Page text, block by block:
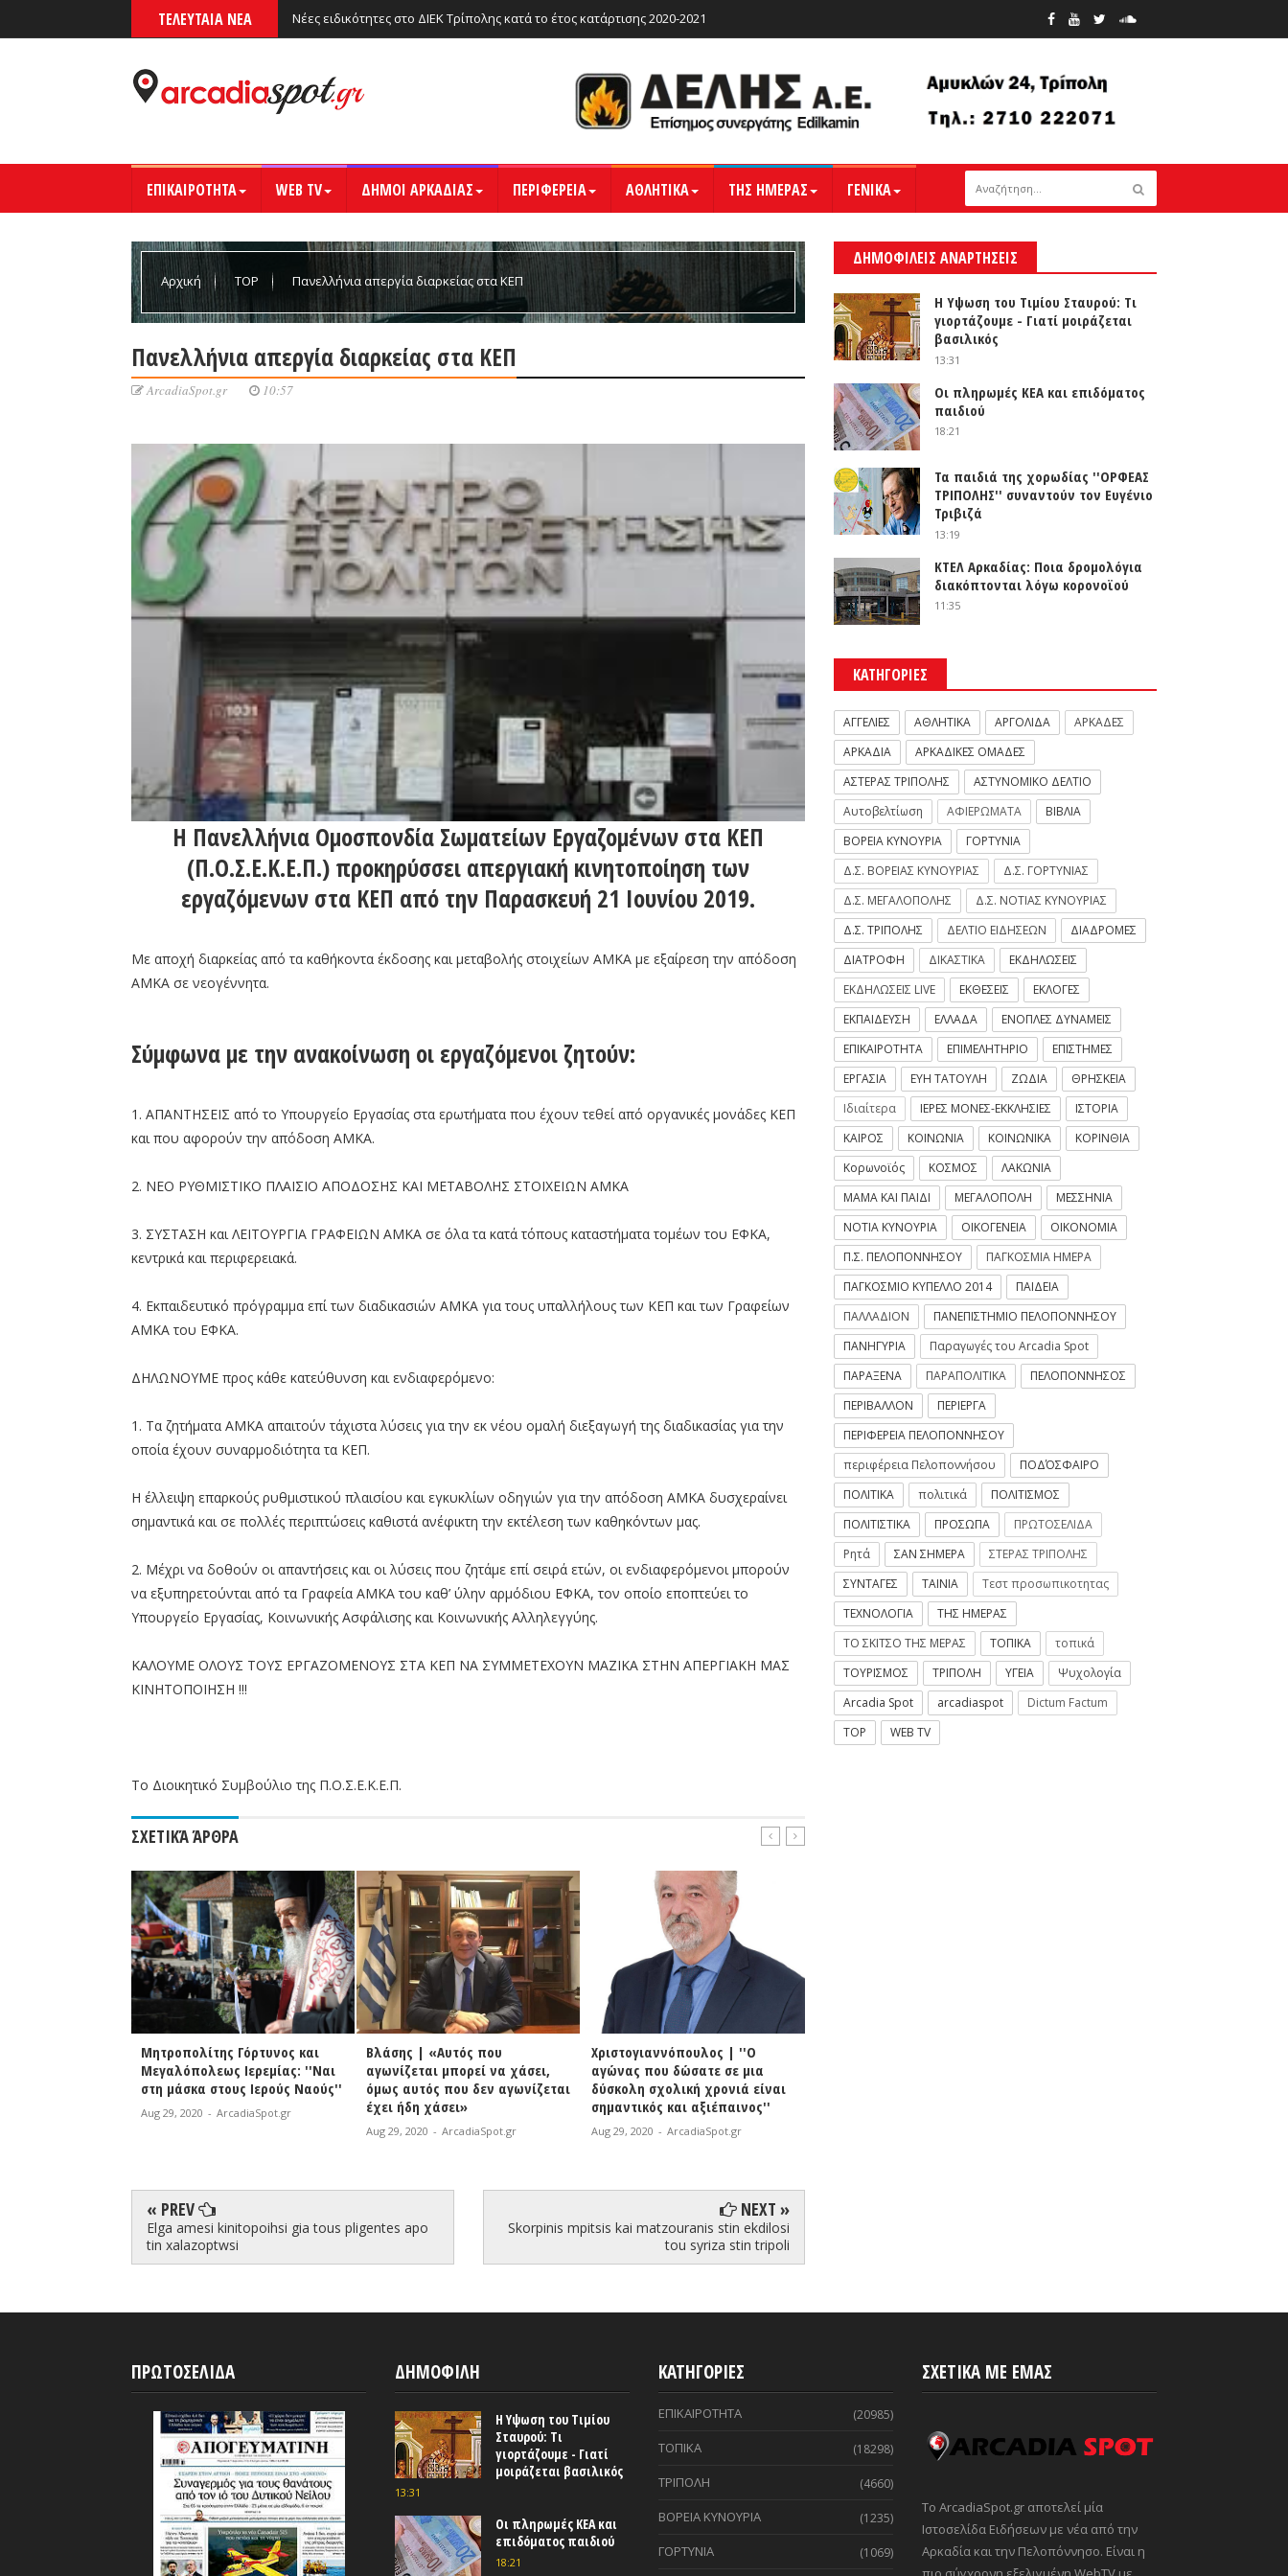
ΤΕΛΕΥΤΑΙΑ ΝΕΑ Νέες ειδικότητες στο ΔΙΕΚ Τρίπολης κατά το έτος κατάρτισης 2020-2021
ΕΠΙΚΑΙΡΟΤΗΤΑ WEB TV ΔΗΜΟΙ ΑΡΚΑΔΙΑΣ ΠΕΡΙΦΕΡΕΙΑ ΑΘΛΗΤΙΚΑ ΤΗΣ ΗΜΕΡΑΣ ΓΕΝΙΚΑ
Αρχική TOP Πανελλήνια απεργία διαρκείας στα ΚΕΠ
Πανελλήνια απεργία διαρκείας στα ΚΕΠ
ArcadiaSpot.gr 10:57
Η Πανελλήνια Ομοσπονδία Σωματείων Εργαζομένων στα ΚΕΠ
(Π.Ο.Σ.Ε.Κ.Ε.Π.) προκηρύσσει απεργιακή κινητοποίηση των
εργαζόμενων στα ΚΕΠ από την Παρασκευή 21 Ιουνίου 2019.
Με αποχή διαρκείας από τα καθήκοντα έκδοσης και μεταβολής στοιχείων ΑΜΚΑ με εξαίρεση την απόδοση
ΑΜΚΑ σε νεογέννητα.
Σύμφωνα με την ανακοίνωση οι εργαζόμενοι ζητούν:
1. ΑΠΑΝΤΗΣΕΙΣ από το Υπουργείο Εργασίας στα ερωτήματα που έχουν τεθεί από οργανικές μονάδες ΚΕΠ
και που αφορούν την απόδοση ΑΜΚΑ.
2. ΝΕΟ ΡΥΘΜΙΣΤΙΚΟ ΠΛΑΙΣΙΟ ΑΠΟΔΟΣΗΣ ΚΑΙ ΜΕΤΑΒΟΛΗΣ ΣΤΟΙΧΕΙΩΝ ΑΜΚΑ
3. ΣΥΣΤΑΣΗ και ΛΕΙΤΟΥΡΓΙΑ ΓΡΑΦΕΙΩΝ ΑΜΚΑ σε όλα τα κατά τόπους καταστήματα τομέων του ΕΦΚΑ,
κεντρικά και περιφερειακά.
4. Εκπαιδευτικό πρόγραμμα επί των διαδικασιών ΑΜΚΑ για τους υπαλλήλους των ΚΕΠ και των Γραφείων
ΑΜΚΑ του ΕΦΚΑ.
ΔΗΛΩΝΟΥΜΕ προς κάθε κατεύθυνση και ενδιαφερόμενο:
1. Τα ζητήματα ΑΜΚΑ απαιτούν τάχιστα λύσεις για την εκ νέου ομαλή διεξαγωγή της διαδικασίας για την
οποία έχουν συναρμοδιότητα τα ΚΕΠ.
Η έλλειψη επαρκούς ρυθμιστικού πλαισίου και εγκυκλίων οδηγιών για την απόδοση ΑΜΚΑ δυσχεραίνει
σημαντικά και σε πολλές περιπτώσεις καθιστά ανέφικτη την εκτέλεση των καθηκόντων μας.
2. Μέχρι να δοθούν οι απαντήσεις και οι λύσεις που ζητάμε επί σειρά ετών, οι ενδιαφερόμενοι μπορούν
να εξυπηρετούνται από τα Γραφεία ΑΜΚΑ του καθ’ ύλην αρμόδιου ΕΦΚΑ, τον οποίο εποπτεύει το
Υπουργείο Εργασίας, Κοινωνικής Ασφάλισης και Κοινωνικής Αλληλεγγύης.
ΚΑΛΟΥΜΕ ΟΛΟΥΣ ΤΟΥΣ ΕΡΓΑΖΟΜΕΝΟΥΣ ΣΤΑ ΚΕΠ ΝΑ ΣΥΜΜΕΤΕΧΟΥΝ ΜΑΖΙΚΑ ΣΤΗΝ ΑΠΕΡΓΙΑΚΗ ΜΑΣ
ΚΙΝΗΤΟΠΟΙΗΣΗ !!!
Το Διοικητικό Συμβούλιο της Π.Ο.Σ.Ε.Κ.Ε.Π.
ΣΧΕΤΙΚΆ ΆΡΘΡΑ
Μητροπολίτης Γόρτυνος και
Μεγαλόπολεως Ιερεμίας: ''Ναι
στη μάσκα στους Ιερούς Ναούς''
Aug 29, 2020 - ArcadiaSpot.gr
Βλάσης | «Αυτός που
αγωνίζεται μπορεί να χάσει,
όμως αυτός που δεν αγωνίζεται
έχει ήδη χάσει»
Aug 29, 2020 - ArcadiaSpot.gr
Χριστογιαννόπουλος | ''Ο
αγώνας που δώσατε σε μια
δύσκολη σχολική χρονιά είναι
σημαντικός και αξιέπαινος''
Aug 29, 2020 - ArcadiaSpot.gr
« PREV
Elga amesi kinitopoihsi gia tous pligentes apo
tin xalazoptwsi
NEXT »
Skorpinis mpitsis kai matzouranis stin ekdilosi
tou syriza stin tripoli
ΔΗΜΟΦΙΛΕΙΣ ΑΝΑΡΤΗΣΕΙΣ
Η Υψωση του Τιμίου Σταυρού: Τι
γιορτάζουμε - Γιατί μοιράζεται
βασιλικός
13:31
Οι πληρωμές ΚΕΑ και επιδόματος
παιδιού
18:21
Τα παιδιά της χορωδίας ''ΟΡΦΕΑΣ
ΤΡΙΠΟΛΗΣ'' συναντούν τον Ευγένιο
Τριβιζά
13:19
ΚΤΕΛ Αρκαδίας: Ποια δρομολόγια
διακόπτονται λόγω κορονοϊού
11:35
ΚΑΤΗΓΟΡΙΕΣ
ΑΓΓΕΛΙΕΣ ΑΘΛΗΤΙΚΑ ΑΡΓΟΛΙΔΑ
ΑΡΚΑΔΕΣ
ΑΡΚΑΔΙΑ
ΑΡΚΑΔΙΚΕΣ ΟΜΑΔΕΣ
ΑΣΤΕΡΑΣ ΤΡΙΠΟΛΗΣ
ΑΣΤΥΝΟΜΙΚΟ ΔΕΛΤΙΟ
Αυτοβελτίωση
ΑΦΙΕΡΩΜΑΤΑ
ΒΙΒΛΙΑ
ΒΟΡΕΙΑ ΚΥΝΟΥΡΙΑ
ΓΟΡΤΥΝΙΑ
Δ.Σ. ΒΟΡΕΙΑΣ ΚΥΝΟΥΡΙΑΣ
Δ.Σ. ΓΟΡΤΥΝΙΑΣ
Δ.Σ. ΜΕΓΑΛΟΠΟΛΗΣ
Δ.Σ. ΝΟΤΙΑΣ ΚΥΝΟΥΡΙΑΣ
Δ.Σ. ΤΡΙΠΟΛΗΣ
ΔΕΛΤΙΟ ΕΙΔΗΣΕΩΝ
ΔΙΑΔΡΟΜΕΣ
ΔΙΑΤΡΟΦΗ
ΔΙΚΑΣΤΙΚΑ
ΕΚΔΗΛΩΣΕΙΣ
ΕΚΔΗΛΩΣΕΙΣ LIVE
ΕΚΘΕΣΕΙΣ
ΕΚΛΟΓΕΣ
ΕΚΠΑΙΔΕΥΣΗ
ΕΛΛΑΔΑ
ΕΝΟΠΛΕΣ ΔΥΝΑΜΕΙΣ
ΕΠΙΚΑΙΡΟΤΗΤΑ
ΕΠΙΜΕΛΗΤΗΡΙΟ
ΕΠΙΣΤΗΜΕΣ
ΕΡΓΑΣΙΑ
ΕΥΗ ΤΑΤΟΥΛΗ ΖΩΔΙΑ
ΘΡΗΣΚΕΙΑ
Ιδιαίτερα
ΙΕΡΕΣ ΜΟΝΕΣ-ΕΚΚΛΗΣΙΕΣ
ΙΣΤΟΡΙΑ
ΚΑΙΡΟΣ
ΚΟΙΝΩΝΙΑ ΚΟΙΝΩΝΙΚΑ
ΚΟΡΙΝΘΙΑ
Κορωνοϊός
ΚΟΣΜΟΣ
ΛΑΚΩΝΙΑ
ΜΑΜΑ ΚΑΙ ΠΑΙΔΙ
ΜΕΓΑΛΟΠΟΛΗ
ΜΕΣΣΗΝΙΑ
ΝΟΤΙΑ ΚΥΝΟΥΡΙΑ
ΟΙΚΟΓΕΝΕΙΑ
ΟΙΚΟΝΟΜΙΑ
Π.Σ. ΠΕΛΟΠΟΝΝΗΣΟΥ
ΠΑΓΚΟΣΜΙΑ ΗΜΕΡΑ
ΠΑΓΚΟΣΜΙΟ ΚΥΠΕΛΛΟ 2014
ΠΑΙΔΕΙΑ
ΠΑΛΛΑΔΙΟΝ
ΠΑΝΕΠΙΣΤΗΜΙΟ ΠΕΛΟΠΟΝΝΗΣΟΥ
ΠΑΝΗΓΥΡΙΑ
Παραγωγές του Arcadia Spot
ΠΑΡΑΞΕΝΑ
ΠΑΡΑΠΟΛΙΤΙΚΑ
ΠΕΛΟΠΟΝΝΗΣΟΣ
ΠΕΡΙΒΑΛΛΟΝ
ΠΕΡΙΕΡΓΑ
ΠΕΡΙΦΕΡΕΙΑ ΠΕΛΟΠΟΝΝΗΣΟΥ
περιφέρεια Πελοποννήσου
ΠΟΔΌΣΦΑΙΡΟ
ΠΟΛΙΤΙΚΑ
πολιτικά
ΠΟΛΙΤΙΣΜΟΣ
ΠΟΛΙΤΙΣΤΙΚΑ
ΠΡΟΣΩΠΑ
ΠΡΩΤΟΣΕΛΙΔΑ
Ρητά
ΣΑΝ ΣΗΜΕΡΑ
ΣΤΕΡΑΣ ΤΡΙΠΟΛΗΣ
ΣΥΝΤΑΓΕΣ
ΤΑΙΝΙΑ
Τεστ προσωπικοτητας
ΤΕΧΝΟΛΟΓΙΑ
ΤΗΣ ΗΜΕΡΑΣ
ΤΟ ΣΚΙΤΣΟ ΤΗΣ ΜΕΡΑΣ
ΤΟΠΙΚΑ
τοπικά
ΤΟΥΡΙΣΜΟΣ
ΤΡΙΠΟΛΗ ΥΓΕΙΑ
Ψυχολογία
Arcadia Spot
arcadiaspot
Dictum Factum
TOP
WEB TV
ΠΡΩΤΟΣΕΛΙΔΑ ΔΗΜΟΦΙΛΗ
Η Υψωση του Τιμίου
Σταυρού: Τι
γιορτάζουμε - Γιατί
μοιράζεται βασιλικός
13:31
Οι πληρωμές ΚΕΑ και
επιδόματος παιδιού
18:21
ΚΑΤΗΓΟΡΙΕΣ
ΕΠΙΚΑΙΡΟΤΗΤΑ (20985)
ΤΟΠΙΚΑ (18298)
ΤΡΙΠΟΛΗ (4660)
ΒΟΡΕΙΑ ΚΥΝΟΥΡΙΑ (1235)
ΓΟΡΤΥΝΙΑ (1069)
ΣΧΕΤΙΚΑ ΜΕ ΕΜΑΣ
Το ArcadiaSpot.gr αποτελεί μία
Ιστοσελίδα Ειδήσεων με νέα από την
Αρκαδία και την Πελοπόννησο. Είναι η